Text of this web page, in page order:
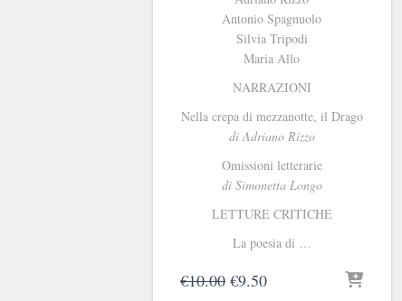
Antonio Spagnuolo
Silvia Tripodi
Maria Allo
NARRAZIONI
Nella crepa di mezzanotte, il Drago
di Adriano Rizzo
Omissioni letterarie
di Simonetta Longo
LETTURE CRITICHE
La poesia di …
€10.00 Il
€9.50Il